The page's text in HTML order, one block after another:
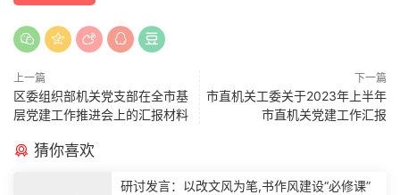
上一篇
区委组织部机关党支部在全市基
层党建工作推进会上的汇报材料
下一篇
市直机关工委关于2023年上半年
市直机关党建工作汇报
猜你喜欢
研讨发言：以改文风为笔,书作风建设“必修课”